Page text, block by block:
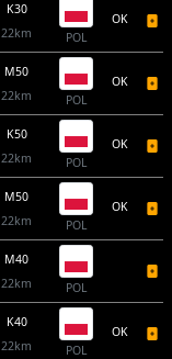
K30
22km
POL
OK
M50
22km
POL
OK
K50
22km
POL
OK
M50
22km
POL
OK
M40
22km
POL
K40
22km
POL
OK